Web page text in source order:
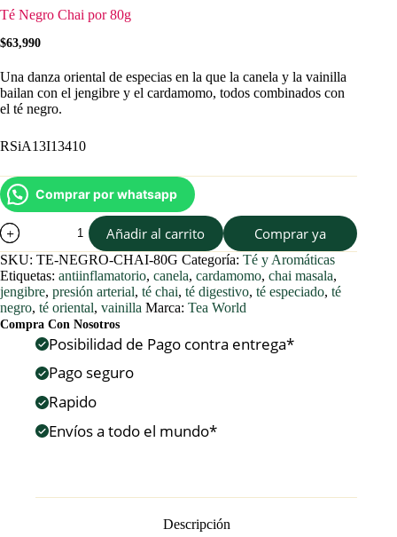
Té Negro Chai por 80g
$63,990
Una danza oriental de especias en la que la canela y la vainilla
bailan con el jengibre y el cardamomo, todos combinados con
el té negro.
RSiA13I13410
Comprar por whatsapp
Té
Negro
Chai
por
80g
cantidad
Añadir al carrito Comprar ya
SKU: TE-NEGRO-CHAI-80G Categoría: Té y Aromáticas
Etiquetas: antiinflamatorio, canela, cardamomo, chai masala,
jengibre, presión arterial, té chai, té digestivo, té especiado, té
negro, té oriental, vainilla Marca: Tea World
Compra Con Nosotros
Posibilidad de Pago contra entrega*
Pago seguro
Rapido
Envíos a todo el mundo*
Descripción